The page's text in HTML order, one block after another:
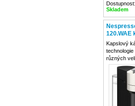
Dostupnost:
Skladem
120.WAE
Kapslový
různých
ml) •
vypnutí •
vteřin • 2